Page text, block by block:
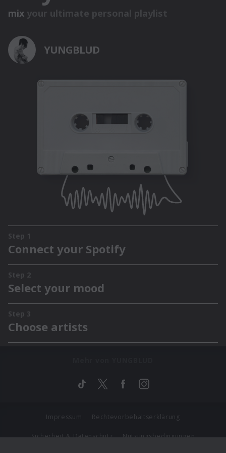
Impressum Rechtevorbehaltserklärung
Sicherheit & Datenschutz Nutzungsbedingungen